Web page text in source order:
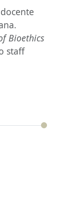
Bioethics
staff